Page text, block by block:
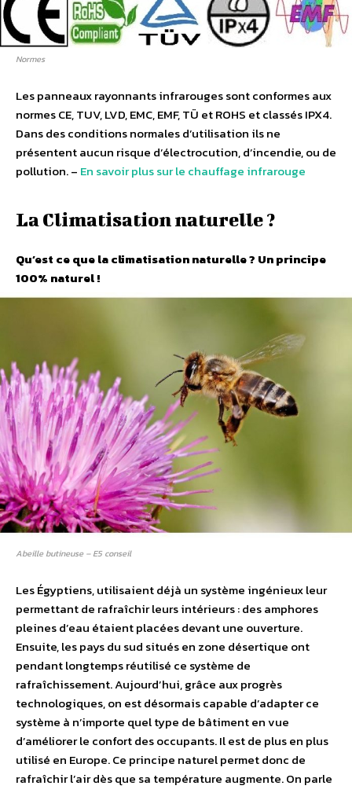
Normes
Les panneaux rayonnants infrarouges sont conformes aux
normes CE, TUV, LVD, EMC, EMF, TÜ et ROHS et classés IPX4.
Dans des conditions normales d’utilisation ils ne
présentent aucun risque d’électrocution, d’incendie, ou de
pollution. – En savoir plus sur le chauffage infrarouge
La Climatisation naturelle ?
Qu’est ce que la climatisation naturelle ? Un principe
100% naturel !
Abeille butineuse – E5 conseil
Les Égyptiens, utilisaient déjà un système ingénieux leur
permettant de rafraîchir leurs intérieurs : des amphores
pleines d’eau étaient placées devant une ouverture.
Ensuite, les pays du sud situés en zone désertique ont
pendant longtemps réutilisé ce système de
rafraîchissement. Aujourd’hui, grâce aux progrès
technologiques, on est désormais capable d’adapter ce
système à n’importe quel type de bâtiment en vue
d’améliorer le confort des occupants. Il est de plus en plus
utilisé en Europe. Ce principe naturel permet donc de
rafraîchir l’air dès que sa température augmente. On parle